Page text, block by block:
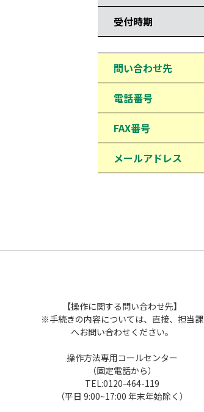
受付時期
問い合わせ先
電話番号
FAX番号
メールアドレス
【操作に関する問い合わせ先】
※手続きの内容については、直接、担当課
へお問い合わせください。
操作方法専用コールセンター
（固定電話から）
TEL:0120-464-119
（平日 9:00~17:00 年末年始除く）